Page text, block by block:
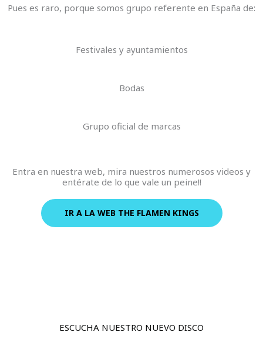
Pues es raro, porque somos grupo referente en España de:
Festivales y ayuntamientos
Bodas
Grupo oficial de marcas
Entra en nuestra web, mira nuestros numerosos videos y
entérate de lo que vale un peine!!
IR A LA WEB THE FLAMEN KINGS
ESCUCHA NUESTRO NUEVO DISCO